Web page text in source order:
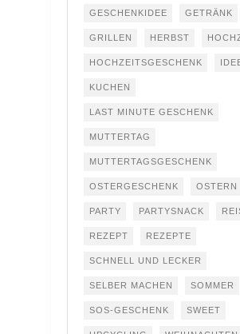
GESCHENKIDEE GETRÄNK
GRILLEN HERBST
HOCHZEITSGESCHENK
KUCHEN
LAST MINUTE GESCHENK
MUTTERTAG
MUTTERTAGSGESCHENK
OSTERGESCHENK OSTERN
PARTY PARTYSNACK
REZEPT REZEPTE
SCHNELL UND LECKER
SELBER MACHEN SOMMER
SOS-GESCHENK SWEET